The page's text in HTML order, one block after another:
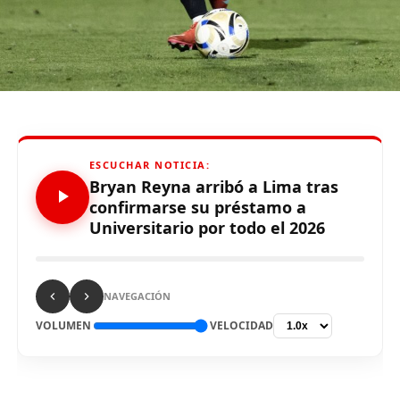
durante el partido ante Carabobo por Copa Libertadores
2026. Con este panorama, se abre la posibilidad de que
Alianza Lima no preste nuevamente el recinto deportivo
a los celestes, por lo que se abre una nueva posibilidad
Comparte esto:
ESCUCHAR NOTICIA:
Bryan Reyna arribó a Lima tras
confirmarse su préstamo a
Universitario por todo el 2026
NAVEGACIÓN
VOLUMEN VELOCIDAD